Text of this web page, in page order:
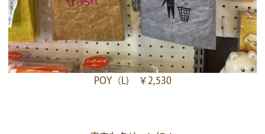
POY（L) ￥2,530